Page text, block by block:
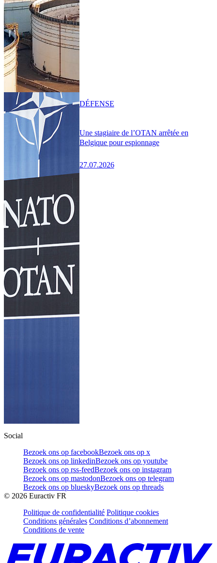
Une stagiaire de l’OTAN arrêtée en
Belgique pour espionnage
27.07.2026
DÉFENSE
Social
Bezoek ons op facebookBezoek ons op x
Bezoek ons op linkedinBezoek ons op youtube
Bezoek ons op rss-feedBezoek ons op instagram
Bezoek ons op mastodonBezoek ons op telegram
Bezoek ons op blueskyBezoek ons op threads
© 2026 Euractiv FR
Politique de confidentialité Politique cookies
Conditions générales Conditions d’abonnement
Conditions de vente